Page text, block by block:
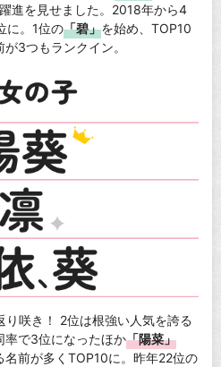
進を見せました。2018年から4
に。1位の「碧」を始め、TOP10
3つもランクイン。
り咲き！ 2位は根強い人気を誇る
率で3位になったほか「陽菜」
名前が多くTOP10に。昨年22位の